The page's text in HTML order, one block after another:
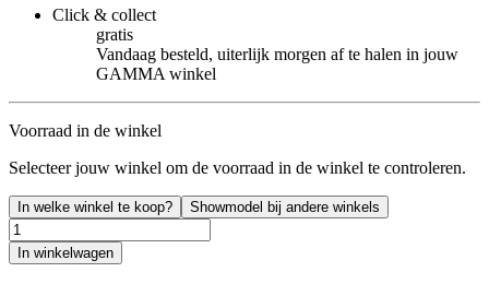
Click & collect
gratis
Vandaag besteld, uiterlijk morgen af te halen in jouw
GAMMA winkel
Voorraad in de winkel
Selecteer jouw winkel om de voorraad in de winkel te controleren.
In welke winkel te koop? Showmodel bij andere winkels
In winkelwagen